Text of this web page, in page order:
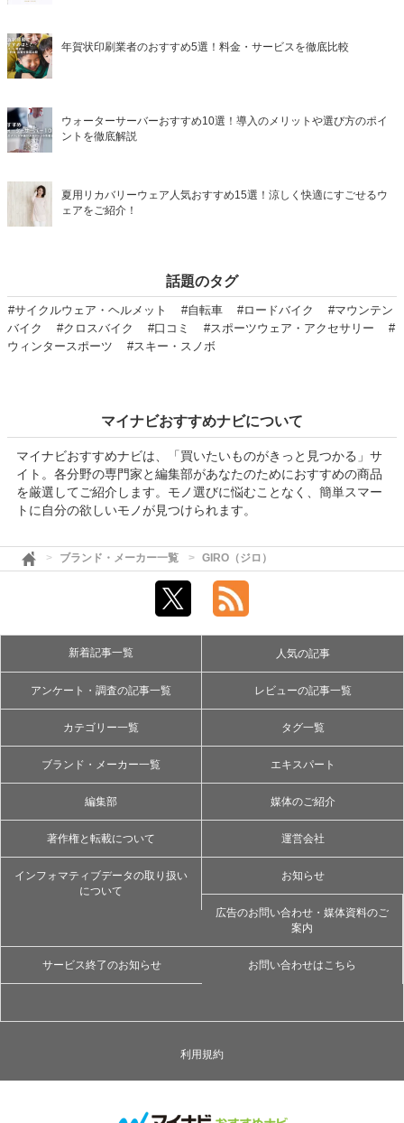
年賀状印刷業者のおすすめ5選！料金・サービスを徹底比較
ウォーターサーバーおすすめ10選！導入のメリットや選び方のポイ
ントを徹底解説
夏用リカバリーウェア人気おすすめ15選！涼しく快適にすごせるウ
ェアをご紹介！
話題のタグ
#サイクルウェア・ヘルメット #自転車 #ロードバイク
#マウンテン
バイク
#クロスバイク #口コミ #スポーツウェア・アクセサリー
#
ウィンタースポーツ
#スキー・スノボ
マイナビおすすめナビについて
マイナビおすすめナビは、「買いたいものがきっと見つかる」サ
イト。各分野の専門家と編集部があなたのためにおすすめの商品
を厳選してご紹介します。モノ選びに悩むことなく、簡単スマー
トに自分の欲しいモノが見つけられます。
ブランド・メーカー一覧 GIRO（ジロ）
新着記事一覧 人気の記事
アンケート・調査の記事一覧 レビューの記事一覧
カテゴリー一覧 タグ一覧
ブランド・メーカー一覧 エキスパート
編集部 媒体のご紹介
著作権と転載について 運営会社
インフォマティブデータの取り扱い
について
お知らせ
広告のお問い合わせ・媒体資料のご
案内
サービス終了のお知らせ お問い合わせはこちら
利用規約